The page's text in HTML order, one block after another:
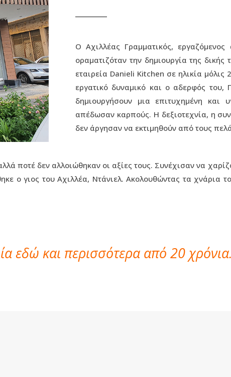
Ο Αχιλλέας Γραμματικός,
οραματιζόταν την δημιουργία της
εταιρεία Danieli Kitchen σε ηλικία
εργατικό δυναμικό και ο αδερφός
δημιουργήσουν μια επιτυχημένη και
απέδωσαν καρπούς. Η δεξιοτεχνία, η
δεν άργησαν να εκτιμηθούν από τους
ποτέ δεν αλλοιώθηκαν οι αξίες τους. Συνέχισαν να
ο γιος του Αχιλλέα, Ντάνιελ. Ακολουθώντας τα χνάρια
εδώ και περισσότερα από 20 χρόνια.